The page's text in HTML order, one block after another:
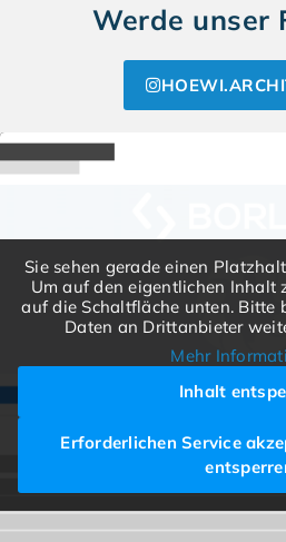
Werde unser
Sie sehen gerade einen
Um auf den eigentlichen Inhalt
auf die Schaltfläche unten. Bitte
Daten an Drittanbieter
Mehr
Inhalt
Erforderlichen Service